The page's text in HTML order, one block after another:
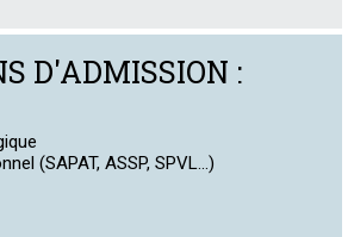
D'ADMISSION :
(SAPAT, ASSP, SPVL...)